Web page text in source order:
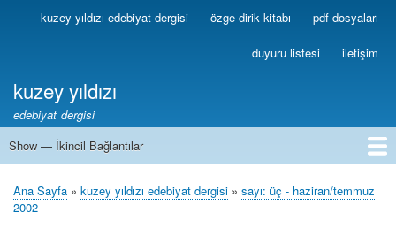
Ana
içeriğe
Birincilkuzey yıldızı edebiyat dergisi özge dirik kitabı pdf dosyaları
duyuru listesi iletişim
kuzey yıldızı
edebiyat dergisi
İkincil
Show — İkincil Bağlantılar
1
2
3
4
5
6
7
8
9
10
11
12
13
Sayfa
Ana Sayfa kuzey yıldızı edebiyat dergisi
sayı: üç - haziran/temmuz
2002